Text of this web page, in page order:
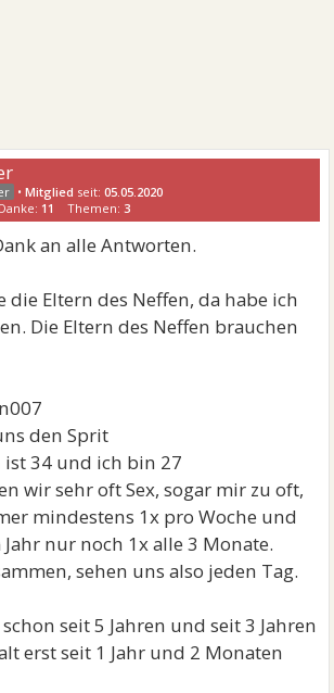
•Mitglied seit:05.05.2020
Danke: 11 Themen: 3
an alle Antworten.
die Eltern des Neffen, da habe ich
Die Eltern des Neffen brauchen
den Sprit
34 und ich bin 27
wir sehr oft Sex, sogar mir zu oft,
mindestens 1x pro Woche und
nur noch 1x alle 3 Monate.
sehen uns also jeden Tag.
seit 5 Jahren und seit 3 Jahren
erst seit 1 Jahr und 2 Monaten